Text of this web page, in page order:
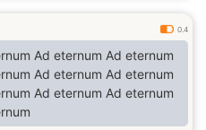
0.4
Ad eternum Ad eternum
Ad eternum Ad eternum
Ad eternum Ad eternum